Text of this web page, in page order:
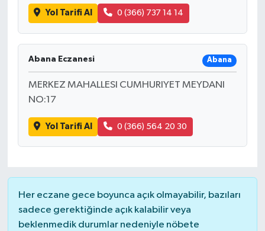
Yol Tarifi Al 0 (366) 737 14 14
Abana Eczanesi Abana
MERKEZ MAHALLESI CUMHURIYET MEYDANI
NO:17
Yol Tarifi Al 0 (366) 564 20 30
Her eczane gece boyunca açık olmayabilir, bazıları
sadece gerektiğinde açık kalabilir veya
beklenmedik durumlar nedeniyle nöbete